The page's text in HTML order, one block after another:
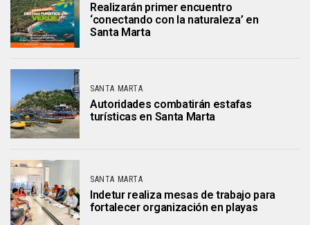
Realizarán primer encuentro
‘conectando con la naturaleza’ en
Santa Marta
SANTA MARTA
Autoridades combatirán estafas
turísticas en Santa Marta
SANTA MARTA
Indetur realiza mesas de trabajo para
fortalecer organización en playas